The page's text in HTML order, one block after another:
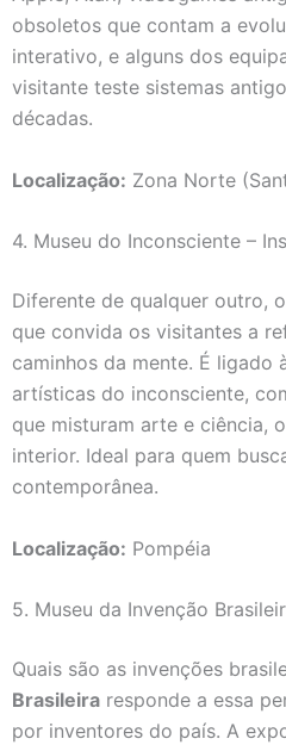
obsoletos que contam a
interativo, e alguns dos
visitante teste sistemas
décadas.
Localização: Zona Norte
4. Museu do Inconsciente –
Diferente de qualquer outro, o
que convida os visitantes a
caminhos da mente. É ligado
artísticas do inconsciente,
que misturam arte e ciência,
interior. Ideal para quem
contemporânea.
Localização: Pompéia
5. Museu da Invenção
Quais são as invenções
Brasileira responde a essa
por inventores do país. A